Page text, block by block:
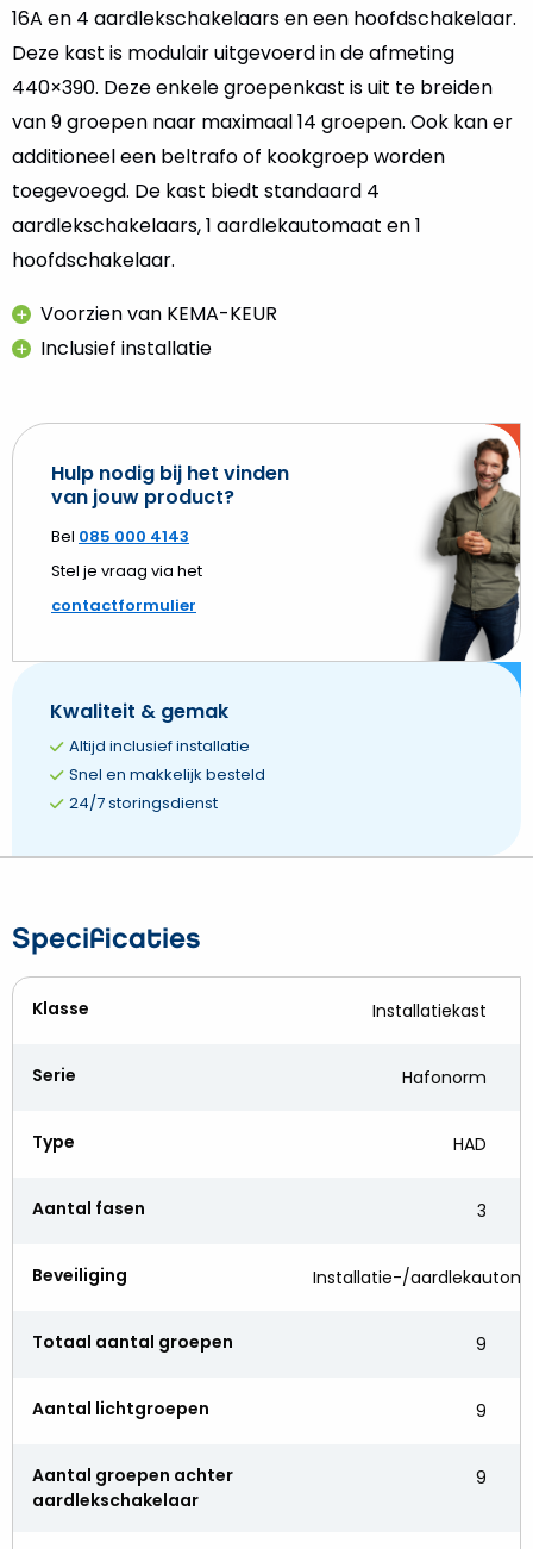
16A en 4 aardlekschakelaars en een hoofdschakelaar.
Deze kast is modulair uitgevoerd in de afmeting
440×390. Deze enkele groepenkast is uit te breiden
van 9 groepen naar maximaal 14 groepen. Ook kan er
additioneel een beltrafo of kookgroep worden
toegevoegd. De kast biedt standaard 4
aardlekschakelaars, 1 aardlekautomaat en 1
hoofdschakelaar.
Voorzien van KEMA-KEUR
Inclusief installatie
Hulp nodig bij het vinden
van jouw product?
Bel 085 000 4143
Stel je vraag via het
contactformulier
Kwaliteit & gemak
Altijd inclusief installatie
Snel en makkelijk besteld
24/7 storingsdienst
Specificaties
Klasse Installatiekast
Serie Hafonorm
Type HAD
Aantal fasen 3
Beveiliging Installatie-/
Totaal aantal groepen 9
Aantal lichtgroepen 9
Aantal groepen achter
aardlekschakelaar
9